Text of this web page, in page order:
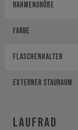
Rahmengröße
Farbe
FLASCHENHALTER
EXTERNER STAURAUM
Laufrad